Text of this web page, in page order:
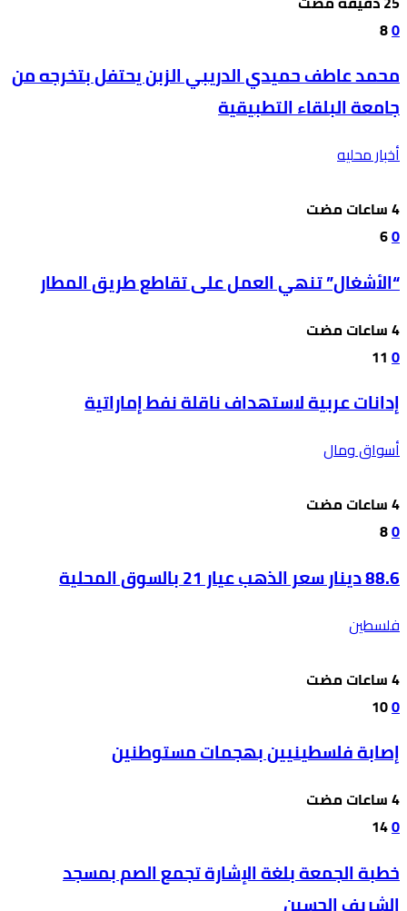
0
8
محمد عاطف حميدي الدريبي الزبن يحتفل بتخرجه من
جامعة البلقاء التطبيقية
أخبار محليه
0
6
“الأشغال” تنهي العمل على تقاطع طريق المطار
0
11
إدانات عربية لاستهداف ناقلة نفط إماراتية
أسواق ومال
0
8
88.6 دينار سعر الذهب عيار 21 بالسوق المحلية
فلسطين
0
10
إصابة فلسطينيين بهجمات مستوطنين
0
14
خطبة الجمعة بلغة الإشارة تجمع الصم بمسجد